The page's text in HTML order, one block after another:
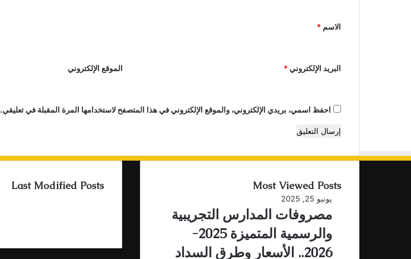
ق
الاسم *
البريد الإلكتروني* الموقع الإلكتروني
احفظ اسمي، بريدي الإلكتروني، والموقع الإلكتروني في هذا المتصفح لاستخدامها المرة المقبلة في تعليقي.
Most Viewed Posts
يونيو 25, 2025
مصروفات المدارس التجريبية
والرسمية المتميزة 2025-
2026.. الأسعار وطرق السداد
Last Modified Posts